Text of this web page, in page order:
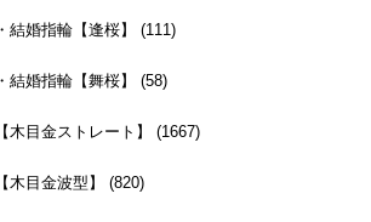
結婚指輪【逢桜】 (111)
結婚指輪【舞桜】 (58)
木目金ストレート】 (1667)
木目金波型】 (820)